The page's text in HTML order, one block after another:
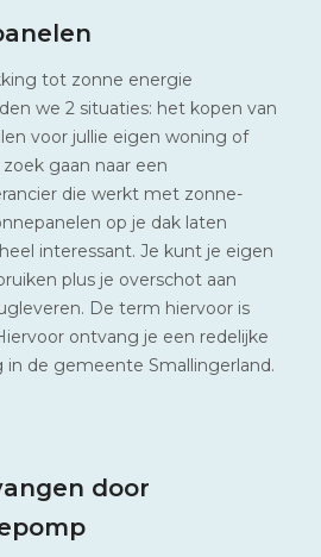
tot zonne energie
we 2 situaties: het kopen van
voor jullie eigen woning of
zoek gaan naar een
die werkt met zonne-
op je dak laten
interessant. Je kunt je eigen
plus je overschot aan
De term hiervoor is
Hiervoor ontvang je een redelijke
in de gemeente Smallingerland.
door